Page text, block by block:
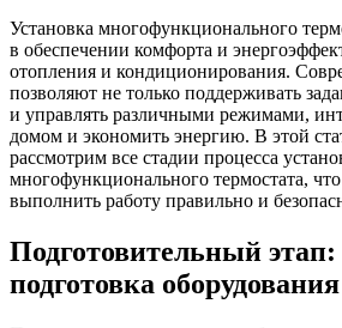
Установка многофункционального
в обеспечении комфорта и
отопления и кондиционирования.
позволяют не только поддерживать
и управлять различными режимами,
домом и экономить энергию. В этой
рассмотрим все стадии процесса
многофункционального термостата,
выполнить работу правильно и
Подготовительный
подготовка оборудования